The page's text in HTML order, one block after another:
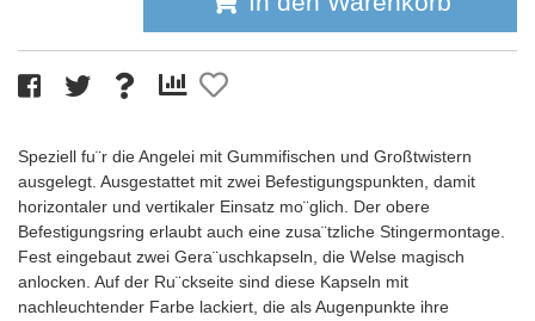
Speziell fu¨r die Angelei mit Gummifischen und Großtwistern
ausgelegt. Ausgestattet mit zwei Befestigungspunkten, damit
horizontaler und vertikaler Einsatz mo¨glich. Der obere
Befestigungsring erlaubt auch eine zusa¨tzliche Stingermontage.
Fest eingebaut zwei Gera¨uschkapseln, die Welse magisch
anlocken. Auf der Ru¨ckseite sind diese Kapseln mit
nachleuchtender Farbe lackiert, die als Augenpunkte ihre